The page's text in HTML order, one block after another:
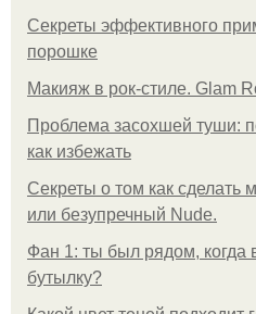
Секреты эффективного
порошке
Макияж в рок-стиле. Glam
Проблема засохшей туши:
как избежать
Секреты о том как сделать
или безупречный Nude.
Фан 1: ты был рядом, когда
бутылку?